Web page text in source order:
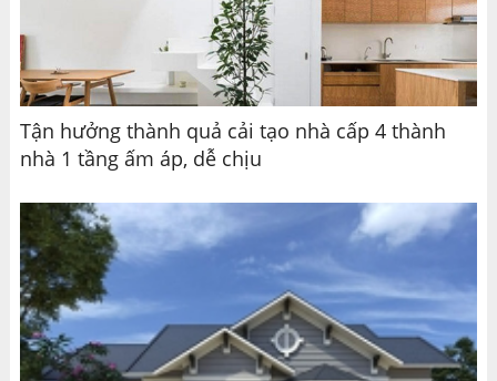
Tận hưởng thành quả cải tạo nhà cấp 4 thành
nhà 1 tầng ấm áp, dễ chịu